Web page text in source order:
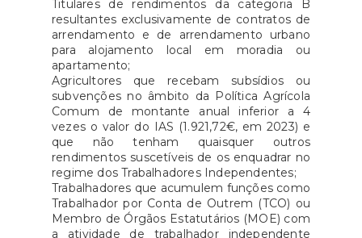
Titulares de rendimentos da categoria B
resultantes exclusivamente de contratos de
arrendamento e de arrendamento urbano
para alojamento local em moradia ou
apartamento;
Agricultores que recebam subsídios ou
subvenções no âmbito da Política Agrícola
Comum de montante anual inferior a 4
vezes o valor do IAS (1.921,72€, em 2023) e
que não tenham quaisquer outros
rendimentos suscetíveis de os enquadrar no
regime dos Trabalhadores Independentes;
Trabalhadores que acumulem funções como
Trabalhador por Conta de Outrem (TCO) ou
Membro de Órgãos Estatutários (MOE) com
a atividade de trabalhador independente